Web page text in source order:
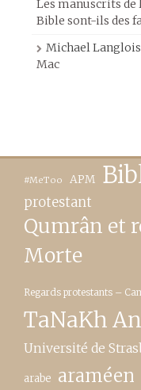
Les manuscrits de
Bible sont-ils des
Michael Langlois
Mac
#MeToo APM
protestant
Qumrân et
Morte
Regards protestants –
TaNaKh
Université de
arabe araméen